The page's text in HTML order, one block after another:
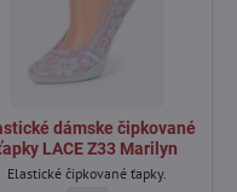
dámske čipkované
LACE Z33 Marilyn
Elastické čipkované ťapky.